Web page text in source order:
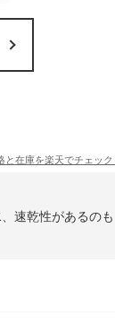
と在庫を楽天でチェック
速乾性があるのも